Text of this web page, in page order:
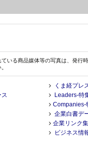
いる商品媒体等の写真は、発
くま経プレ
Leaders-特
Companies-
企業白書デ
企業リンク集
ビジネス情